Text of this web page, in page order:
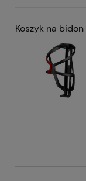
Koszyk na